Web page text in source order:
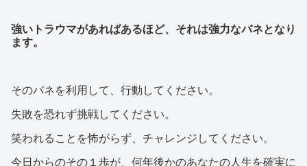
強いトラウマがあればあるほど、それは強力なバネとなり
ます。
そのバネを利用して、行動してください。
失敗を恐れず挑戦してください。
笑われることを怖がらず、チャレンジしてください。
今日からのその１歩が、何年後かのあなたの人生を確実に